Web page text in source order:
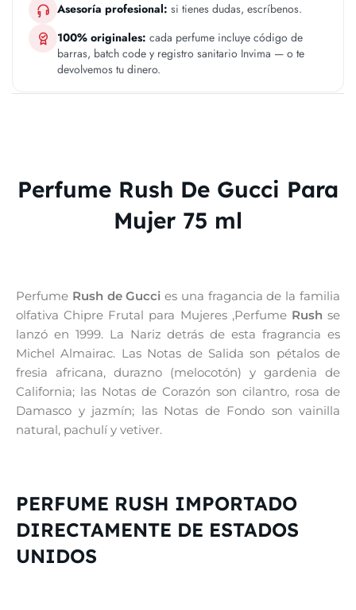
Asesoría profesional: si tienes dudas, escríbenos.
100% originales: cada perfume incluye código de
barras, batch code y registro sanitario Invima — o te
devolvemos tu dinero.
Perfume Rush De Gucci Para
Mujer 75 ml
Perfume Rush de Gucci es una fragancia de la familia
olfativa Chipre Frutal para Mujeres ,PerfumeRush se
lanzó en 1999. La Nariz detrás de esta fragrancia es
Michel Almairac. Las Notas de Salida son pétalos de
fresia africana, durazno (melocotón) y gardenia de
California; las Notas de Corazón son cilantro, rosa de
Damasco y jazmín; las Notas de Fondo son vainilla
natural, pachulí y vetiver.
PERFUME RUSH IMPORTADO
DIRECTAMENTE DE ESTADOS
UNIDOS